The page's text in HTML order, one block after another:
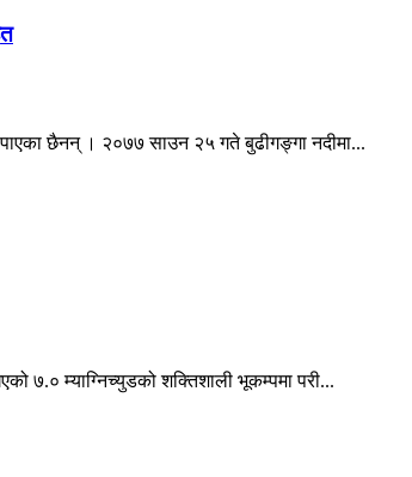
पाएका छैनन् । २०७७ साउन २५ गते बुढीगङ्गा नदीमा...
७.० म्याग्निच्युडको शक्तिशाली भूकम्पमा परी...